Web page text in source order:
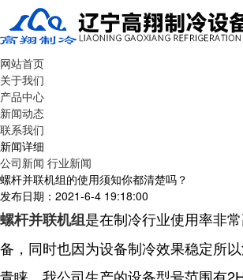
网站首页
关于我们
产品中心
新闻动态
联系我们
新闻详细
公司新闻 行业新闻
螺杆并联机组的使用须知你都清楚吗？
发布日期：2021-6-4 19:18:00
螺杆并联机组是在制冷行业使用率非
备，同时也因为设备制冷效果稳定所